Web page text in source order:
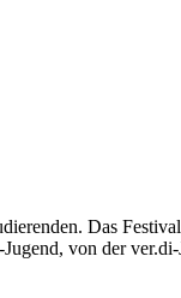
Das
von der